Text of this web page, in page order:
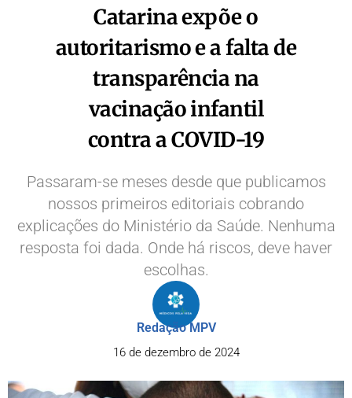
Catarina expõe o
autoritarismo e a falta de
transparência na
vacinação infantil
contra a COVID-19
Passaram-se meses desde que publicamos
nossos primeiros editoriais cobrando
explicações do Ministério da Saúde. Nenhuma
resposta foi dada. Onde há riscos, deve haver
escolhas.
Redação MPV
16 de dezembro de 2024